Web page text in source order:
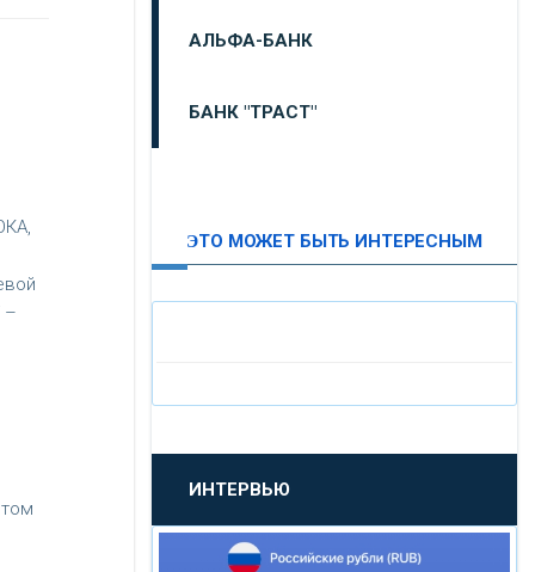
–
АЛЬФА-БАНК
БАНК "ТРАСТ"
«ПРОМСВЯЗЬБАНК»
ЭТО МОЖЕТ БЫТЬ ИНТЕРЕСНЫМ
ИНТЕРВЬЮ